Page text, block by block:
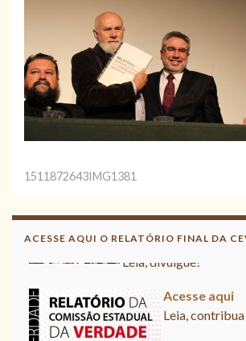
1511872643IMG1381
ACESSE AQUI O RELATÓRIO FINAL DA
Acesse aqui o
CNV
Acesse aqui
Leia, contribua